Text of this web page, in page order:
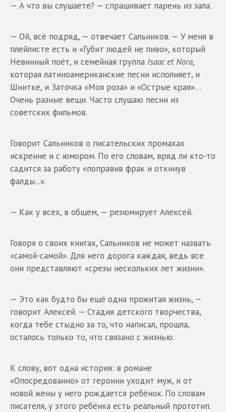
— А что вы слушаете? — спрашивает парень из зала.
— Ой, всё подряд, — отвечает Сальников. — У меня в
плейлисте есть и «Губит людей не пиво», который
Невинный поёт, и семейная группа Isaac et Nora,
которая латиноамериканские песни исполняет, и
Шнитке, и Заточка «Моя роза» и «Острые края»…
Очень разные вещи. Часто слушаю песни из
советских фильмов.
Говорит Сальников о писательских промахах
искренне и с юмором. По его словам, вряд ли кто-то
садится за работу «поправив фрак и откинув
фалды...».
— Как у всех, в общем, — резюмирует Алексей.
Говоря о своих книгах, Сальников не может назвать
«самой-самой». Для него дорога каждая, ведь все
они представляют «срезы нескольких лет жизни».
— Это как будто бы ещё одна прожитая жизнь, —
говорит Алексей. — Стадия детского творчества,
когда тебе стыдно за то, что написал, прошла,
осталось только то, что связано с жизнью.
К слову, вот одна история: в романе
«Опосредованно» от героини уходит муж, и от
новой жены у него рождается ребёнок. По словам
писателя, у этого ребёнка есть реальный прототип.